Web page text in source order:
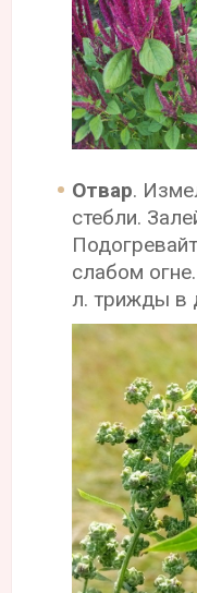
Отвар.
стебли.
слабом
л. трижды в